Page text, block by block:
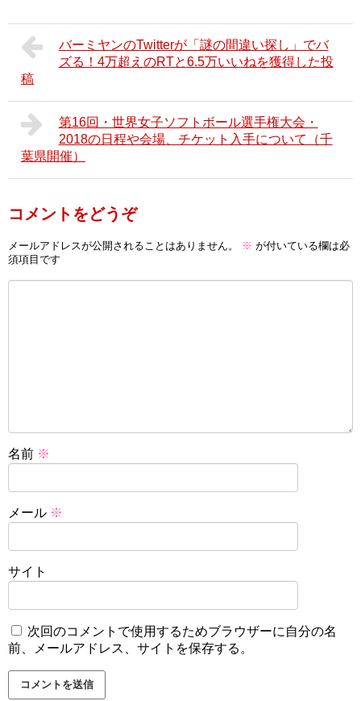
バーミヤンのTwitterが「謎の間違い探し」でバ
ズる！4万超えのRTと6.5万いいねを獲得した投
稿
第16回・世界女子ソフトボール選手権大会・
2018の日程や会場、チケット入手について（千
葉県開催）
コメントをどうぞ
メールアドレスが公開されることはありません。 ※ が付いている欄は必
須項目です
名前 ※
メール ※
サイト
次回のコメントで使用するためブラウザーに自分の名
前、メールアドレス、サイトを保存する。